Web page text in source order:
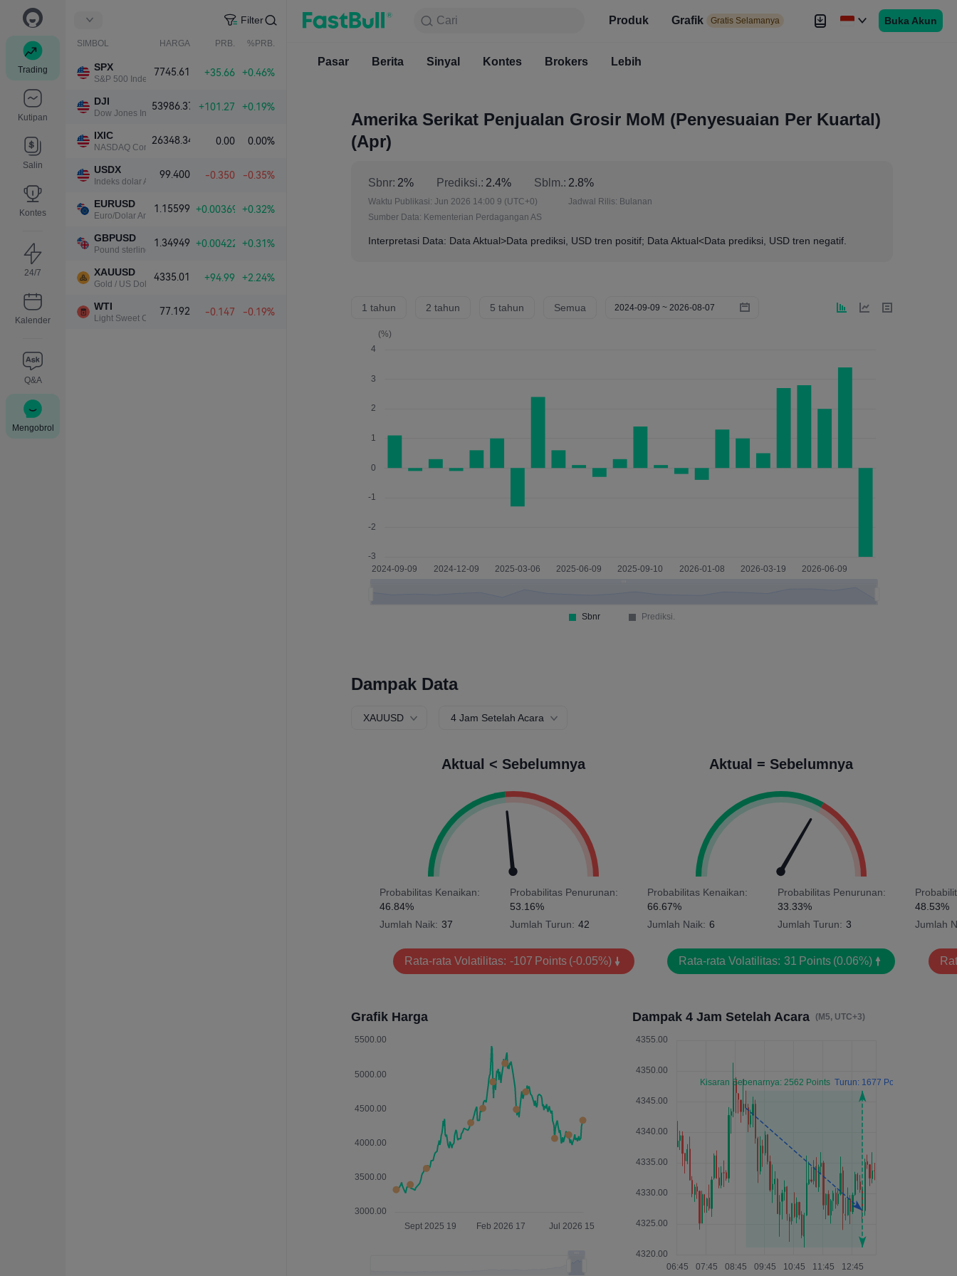
Trading
Kutipan
Salin
Kontes
24/7
Kalender
Q&A
Mengobrol
Filter
SIMBOL HARGA PRB. %PRB.
SPX
S&P 500 Index
7745.61 +35.66 +0.46%
DJI
Dow Jones Industrial Average
53986.37 +101.27 +0.19%
IXIC
NASDAQ Composite Index
26348.34 0.00 0.00%
USDX
Indeks dolar AS
99.400 -0.350 -0.35%
EURUSD
Euro/Dolar Amerika
1.15599 +0.00369 +0.32%
GBPUSD
Pound sterling/Dolar Amerika
1.34949 +0.00422 +0.31%
XAUUSD
Gold / US Dollar
4335.01 +94.99 +2.24%
WTI
Light Sweet Crude Oil
77.192 -0.147 -0.19%
Cari Produk Grafik Gratis Selamanya
Pasar Berita Sinyal Kontes
Buka Akun
Cari
Gratis Selamanya
Pasar Berita Sinyal Kontes Brokers Lebih
Amerika Serikat Penjualan Grosir MoM (Penyesuaian Per Kuartal)
(Apr)
Sbnr: 2% Prediksi.: 2.4% Sblm.: 2.8%
Waktu Publikasi: Jun 2026 14:00 9 (UTC+0) Jadwal Rilis: Bulanan
Sumber Data: Kementerian Perdagangan AS
Interpretasi Data: Data Aktual>Data prediksi, USD tren positif; Data Aktual<Data prediksi, USD tren negatif.
1 tahun 2 tahun 5 tahun Semua
Dampak Data
XAUUSD 4 Jam Setelah Acara
Aktual < Sebelumnya
Probabilitas Kenaikan:
46.84%
Jumlah Naik: 37
Probabilitas Penurunan:
53.16%
Jumlah Turun: 42
Rata-rata Volatilitas: -107 Points (-0.05%)
Aktual = Sebelumnya
Probabilitas Kenaikan:
66.67%
Jumlah Naik: 6
Probabilitas Penurunan:
33.33%
Jumlah Turun: 3
Rata-rata Volatilitas: 31 Points (0.06%)
48.53%
Jumlah
Grafik Harga Dampak 4 Jam Setelah Acara (M5, UTC+3)